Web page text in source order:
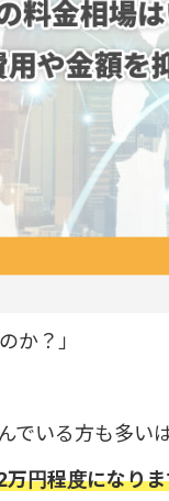
か？」
いる方も多いは
円程度になりま